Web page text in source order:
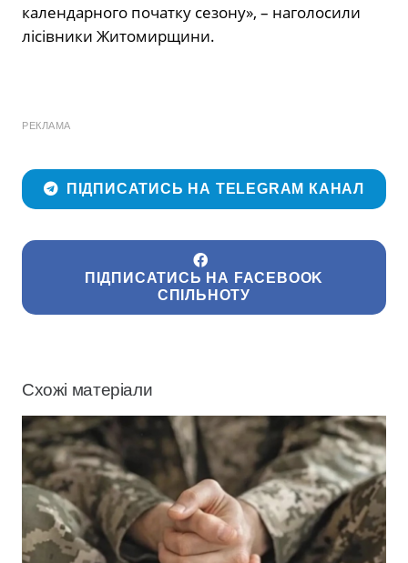
календарного початку сезону», – наголосили
лісівники Житомирщини.
РЕКЛАМА
ПІДПИСАТИСЬ НА TELEGRAM КАНАЛ
ПІДПИСАТИСЬ НА FACEBOOK
СПІЛЬНОТУ
Схожі матеріали